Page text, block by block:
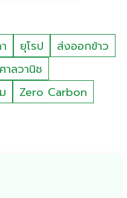
ยุโรป
ส่งออกข้าว
ลวานิช
Zero Carbon